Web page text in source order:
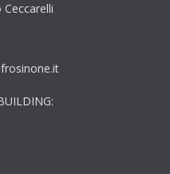
Ceccarelli